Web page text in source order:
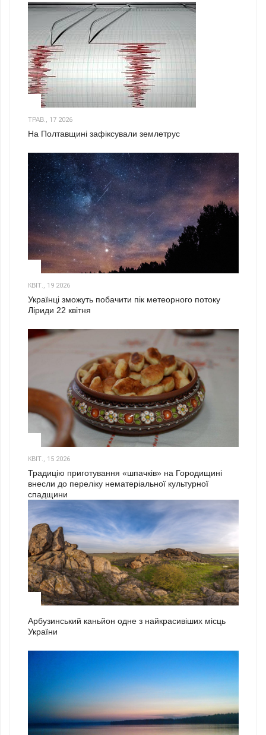
ТРАВ., 17 2026
На Полтавщині зафіксували землетрус
КВІТ., 19 2026
Українці зможуть побачити пік метеорного потоку
Ліриди 22 квітня
КВІТ., 15 2026
Традицію приготування «шпачків» на Городищині
внесли до переліку нематеріальної культурної
спадщини
Арбузинський каньйон одне з найкрасивіших місць
України